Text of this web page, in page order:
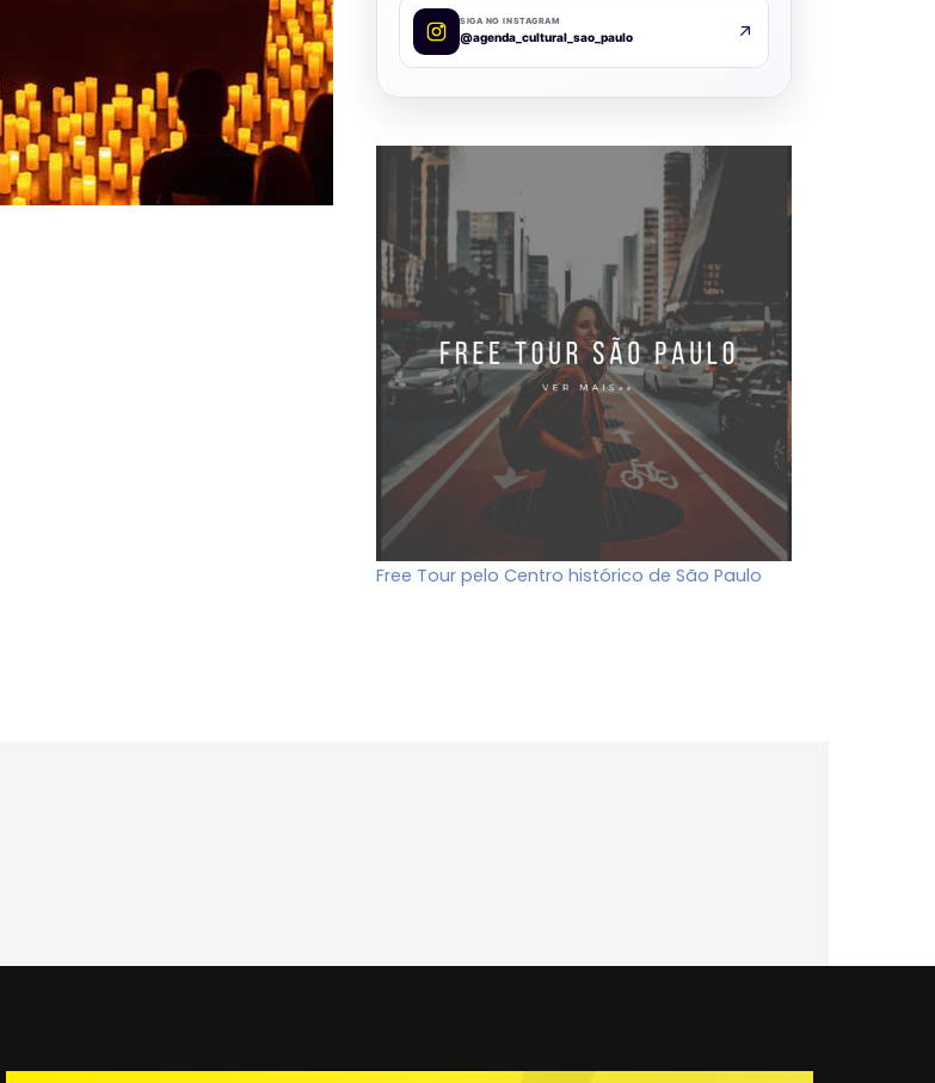
SIGA NO INSTAGRAM
@agenda_cultural_sao_paulo
Free Tour pelo Centro histórico de São Paulo